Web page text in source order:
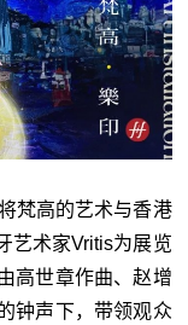
梵高的艺术与香港
艺术家Vritis为展览
高世章作曲、赵增
钟声下，带领观众